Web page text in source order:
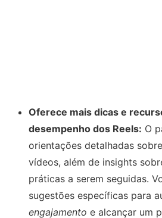
Oferece mais dicas e
desempenho dos Reels: O
orientações detalhadas
vídeos, além de insights
práticas a serem seguidas.
sugestões específicas para
engajamento e alcançar um